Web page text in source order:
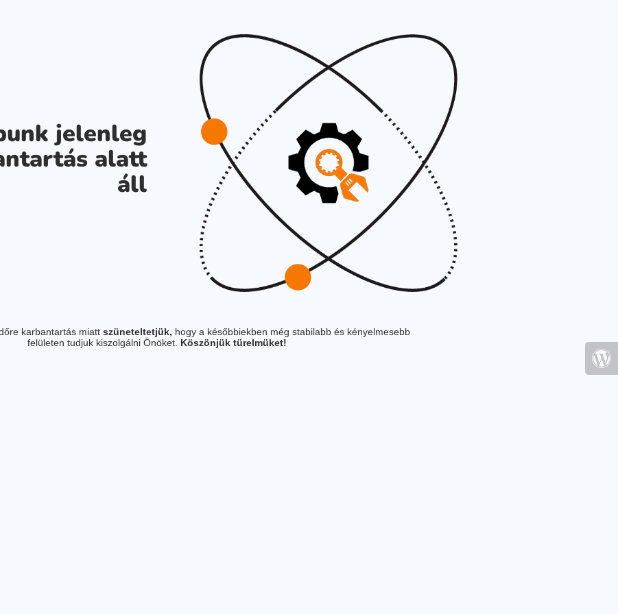
jelenleg
alatt
áll
karbantartás miatt szüneteltetjük, hogy a későbbiekben még stabilabb és kényelmesebb
felületen tudjuk kiszolgálni Önöket. Köszönjük türelmüket!